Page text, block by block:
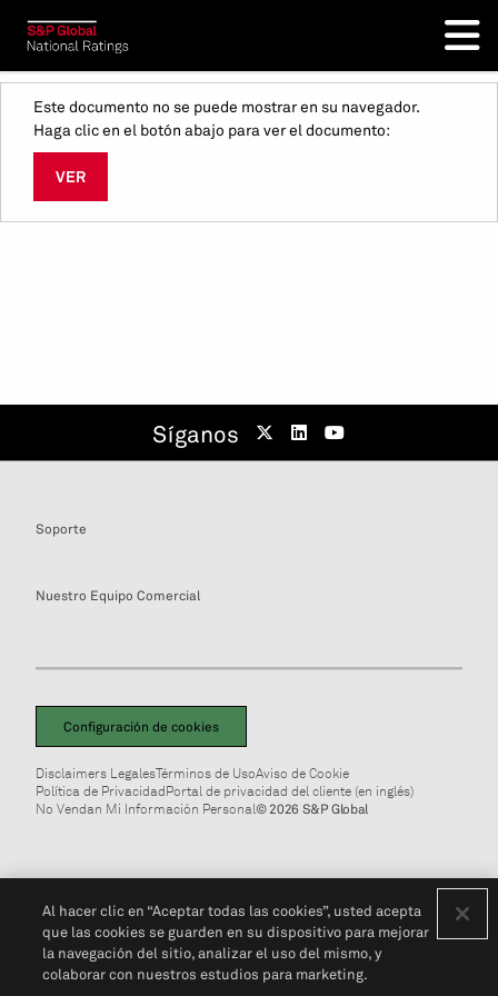
Este documento no se puede mostrar en su navegador.
Haga clic en el botón abajo para ver el documento:
VER
Síganos
Soporte
Nuestro Equipo Comercial
Configuración de cookies
Disclaimers LegalesTérminos de UsoAviso de Cookie
Política de PrivacidadPortal de privacidad del cliente (en inglés)
No Vendan Mi Información Personal© 2026 S&P Global
Al hacer clic en “Aceptar todas las cookies”, usted acepta
que las cookies se guarden en su dispositivo para mejorar
la navegación del sitio, analizar el uso del mismo, y
colaborar con nuestros estudios para marketing.